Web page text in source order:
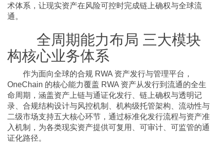
术体系，让现实资产在风险可控时完成链上确权与全球流
通。
全周期能力布局 三大模块
构核心业务体系
作为面向全球的合规 RWA 资产发行与管理平台，
OneChain 的核心能力覆盖 RWA 资产从发行到流通的全生
命周期，涵盖资产上链与通证化发行、链上确权与透明记
录、合规结构设计与风控机制、机构级托管架构、流动性与
二级市场支持五大核心环节，通过标准化发行流程与资产准
入机制，为各类现实资产提供可复用、可审计、可监管的通
证化路径。